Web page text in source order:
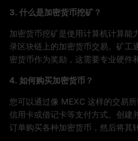
3. 什么是加密货币挖矿？
加密货币挖矿是使用计算机计算能
录区块链上的加密货币交易。矿工
密货币作为奖励，这需要专业硬件
4. 如何购买加密货币？
您可以通过像 MEXC 这样的交易
信用卡或借记卡等支付方式。创建
订单购买各种加密货币，然后将其